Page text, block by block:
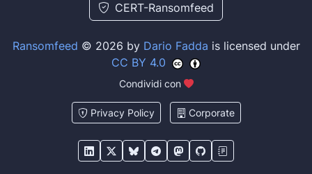
CERT-Ransomfeed
Ransomfeed © 2026 by Dario Fadda is licensed under
CC BY 4.0
Condividi con
Privacy Policy Corporate